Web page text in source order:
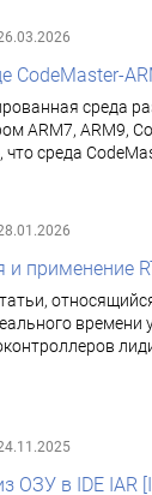
CodeMaster-
среда
ARM7, ARM9,
среда
и применение
времени
ОЗУ в IDE IAR